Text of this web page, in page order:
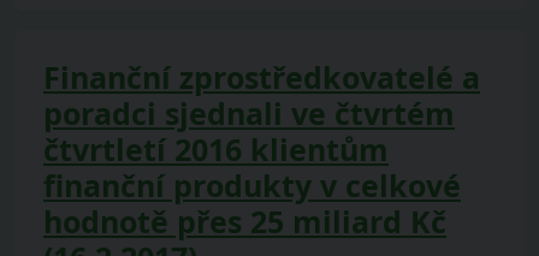
Finanční zprostředkovatelé a
poradci sjednali ve čtvrtém
čtvrtletí 2016 klientům
finanční produkty v celkové
hodnotě přes 25 miliard Kč